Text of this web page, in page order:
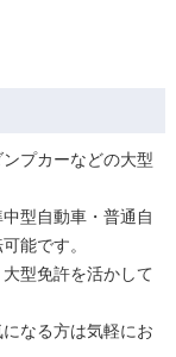
プカーなどの大型
型自動車・普通自
能です。
型免許を活かして
なる方は気軽にお